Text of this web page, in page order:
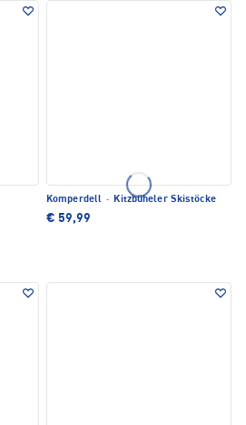
Komperdell · Kitzbüheler Skistöcke
€ 59,99